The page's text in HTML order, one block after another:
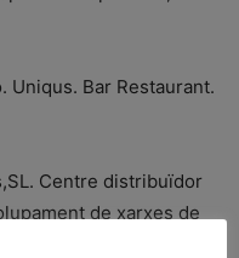
Bar Restaurant.
Centre distribuïdor
de xarxes de